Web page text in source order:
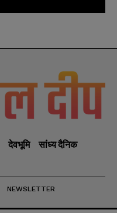
देवभूमि
सांध्य दैनिक
NEWSLETTER